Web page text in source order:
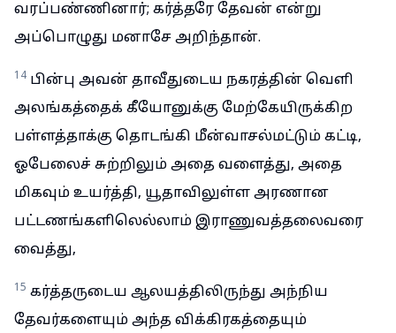
வரப்பண்ணினார்; கர்த்தரே தேவன் என்று
அப்பொழுது மனாசே அறிந்தான்.
14 பின்பு அவன் தாவீதுடைய நகரத்தின் வெளி
அலங்கத்தைக் கீயோனுக்கு மேற்கேயிருக்கிற
பள்ளத்தாக்கு தொடங்கி மீன்வாசல்மட்டும் கட்டி,
ஓபேலைச் சுற்றிலும் அதை வளைத்து, அதை
மிகவும் உயர்த்தி, யூதாவிலுள்ள அரணான
பட்டணங்களிலெல்லாம் இராணுவத்தலைவரை
வைத்து,
15 கர்த்தருடைய ஆலயத்திலிருந்து அந்நிய
தேவர்களையும் அந்த விக்கிரகத்தையும்